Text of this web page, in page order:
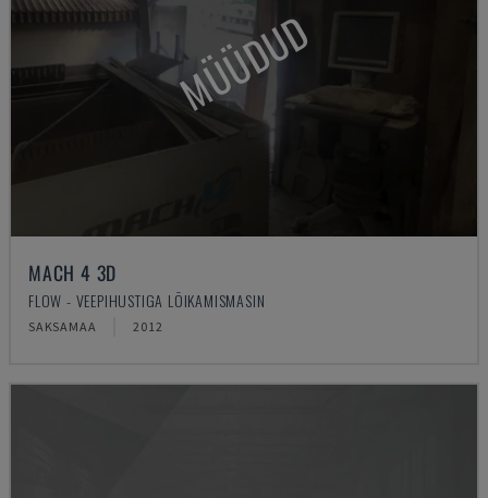
MÜÜDUD
MACH 4 3D
FLOW - VEEPIHUSTIGA LÕIKAMISMASIN
SAKSAMAA 2012